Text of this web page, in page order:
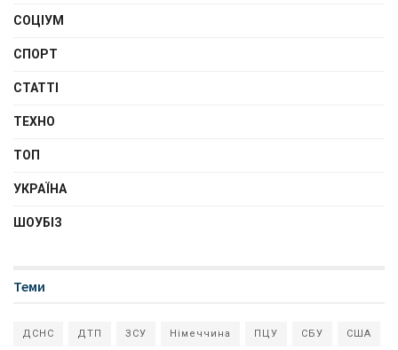
СОЦІУМ
СПОРТ
СТАТТІ
ТЕХНО
ТОП
УКРАЇНА
ШОУБІЗ
Теми
ДСНС ДТП ЗСУ Німеччина ПЦУ СБУ США